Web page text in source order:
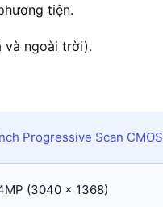
tiện.
và ngoài trời).
Progressive Scan CMOS
(3040 × 1368)